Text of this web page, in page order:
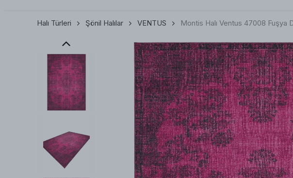
Halı Türleri Şönil Halılar VENTUS Montis Halı Ventus 47008 Fuşya